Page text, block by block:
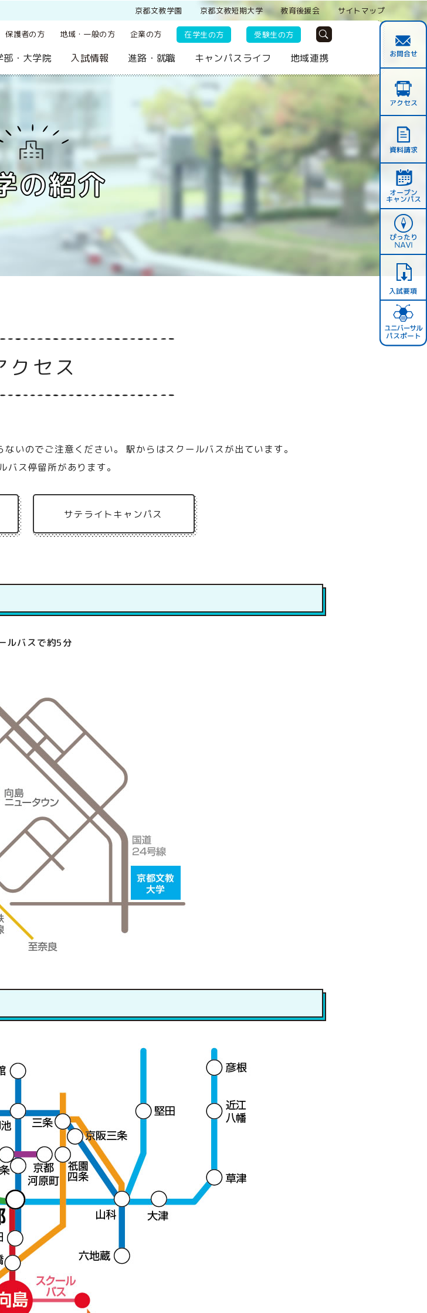
京都文教学園 京都文教短期大学 教育後援会 サイトマップ
受験生の方
在学生の方
企業の方
地域・一般の方
保護者の方
地域連携
キャンパスライフ
進路・就職
入試情報
部・大学院
クセス
いのでご注意ください。 駅からはスクールバスが出ています。
バス停留所があります。
サテライトキャンパス
ルバスで約5分